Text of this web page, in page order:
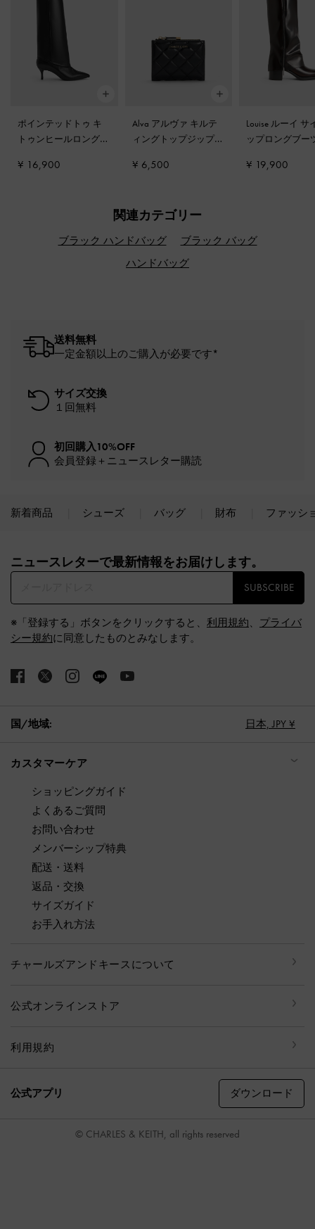
ポインテッドトゥ キ
トゥンヒールロングブ
¥ 16,900
Alva アルヴァ キルテ
ィングトップジップ
ブラック
¥ 6,500
Louise ルーイ サ
ップロングブー
¥ 19,900
関連カテゴリー
ブラック ハンドバッグ
ブラック バッグ
ハンドバッグ
送料無料
一定金額以上のご購入が必要です*
サイズ交換
１回無料
初回購入10%OFF
会員登録＋ニュースレター購読
新着商品 シューズ バッグ 財布 ファッシ
ニュースレターで最新情報をお届けします。​
SUBSCRIBE
※「登録する」ボタンをクリックすると、 利用規約、 プライバ
シー規約に同意したものとみなします。
国/地域: 日本, JPY ¥
カスタマーケア
ショッピングガイド
よくあるご質問
お問い合わせ
メンバーシップ特典
配送・送料
返品・交換
サイズガイド
お手入れ方法
チャールズアンドキースについて
公式オンラインストア
利用規約
公式アプリ ダウンロード
© CHARLES & KEITH, all rights reserved